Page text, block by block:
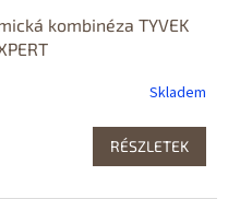
kombinéza TYVEK
Skladem
RÉSZLETEK